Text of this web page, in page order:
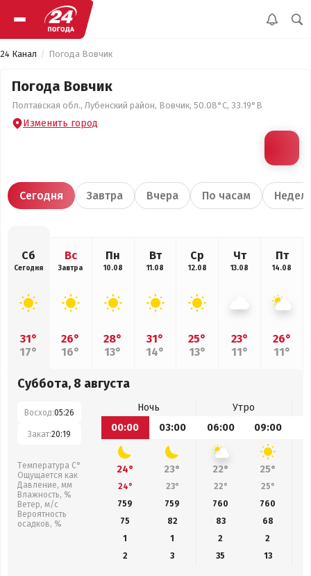
24 Канал Погода Вовчик
Погода Вовчик
Полтавская обл., Лубенский район, Вовчик, 50.08°С, 33.19°В
Изменить город
Сегодня Завтра Вчера По часам
Сб
Сегодня
31°
17°
Вс
Завтра
26°
16°
Пн
10.08
28°
13°
Вт
11.08
31°
14°
Ср
12.08
25°
13°
Чт
13.08
23°
11°
Пт
14.08
26°
11°
Суббота, 8 августа
Восход:05:26
Закат:20:19
Температура С°
Ощущается как
Давление, мм
Влажность, %
Ветер, м/с
Вероятность
осадков, %
Ночь
Утро
00:00
03:00 06:00 09:00
24° 23° 22° 25°
24° 23° 22° 25°
759
759 760 760
75
82 83 68
1
1 2
2
2
3 35 13